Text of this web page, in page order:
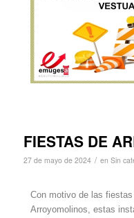
FIESTAS DE
27 de mayo de 2024 / en Sin
Con motivo de las
Arroyomolinos, estas